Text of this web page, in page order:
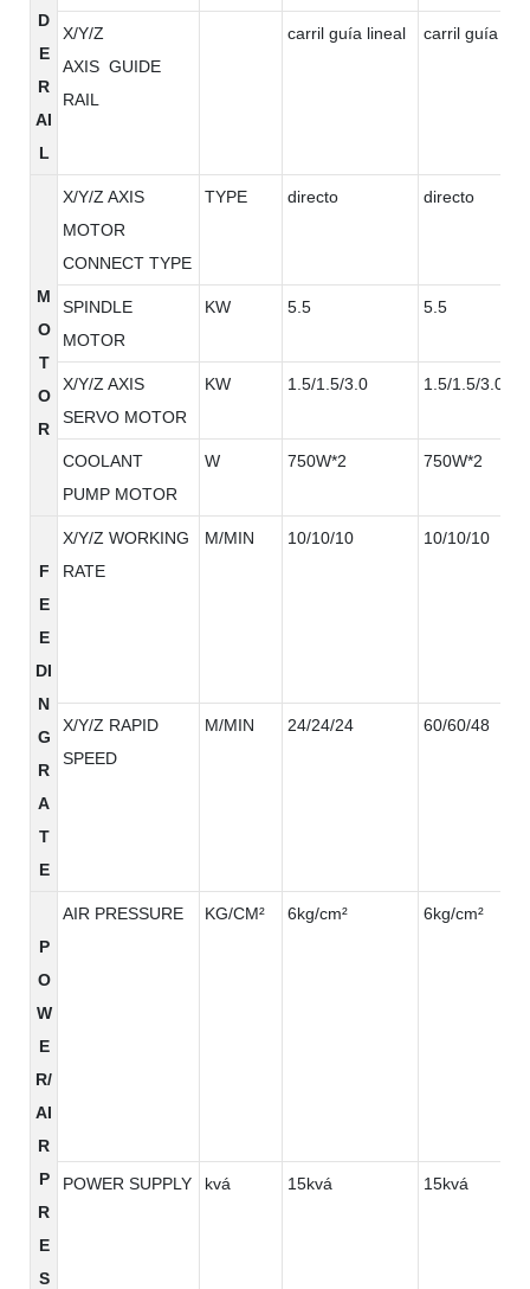
D
E
R
AI
L
X/Y/Z
AXIS GUIDE
RAIL
carril guía lineal carril guía
M
O
T
O
R
X/Y/Z AXIS
MOTOR
CONNECT TYPE
TYPE directo directo
SPINDLE
MOTOR
KW 5.5 5.5
X/Y/Z AXIS
SERVO MOTOR
KW 1.5/1.5/3.0 1.5/1.5/3.0
COOLANT
PUMP MOTOR
W 750W*2 750W*2
F
E
E
DI
N
G
R
A
T
E
X/Y/Z WORKING
RATE
M/MIN 10/10/10 10/10/10
X/Y/Z RAPID
SPEED
M/MIN 24/24/24 60/60/48
P
O
W
E
R/
AI
R
P
R
E
S
AIR PRESSURE KG/CM² 6kg/cm² 6kg/cm²
POWER SUPPLY kvá 15kvá 15kvá